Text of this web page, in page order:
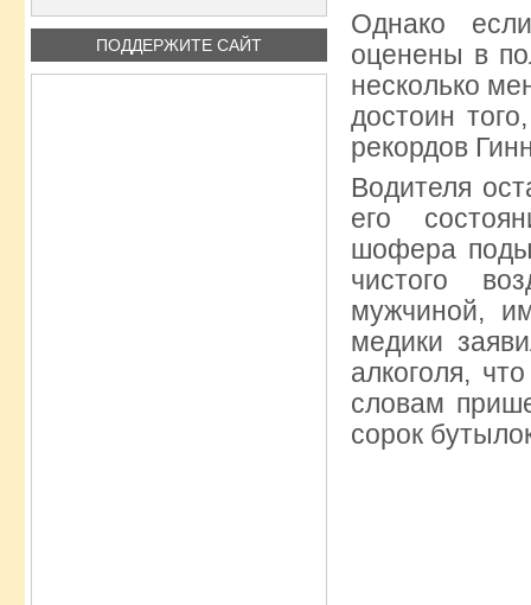
ПОДДЕРЖИТЕ САЙТ
Однако
оценены в
несколько
достоин
рекордов
Водителя
его
шофера
чистого
мужчиной,
медики
алкоголя,
словам
сорок